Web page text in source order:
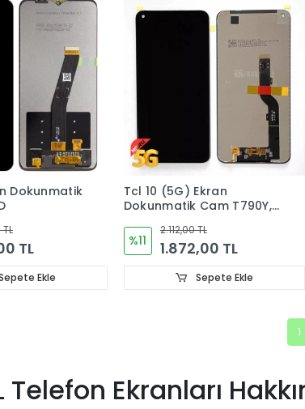
Dokunmatik
TL
Ekle
Tcl 10 (5G) Ekran
Dokunmatik Cam T790Y,
%11
2.112,00 TL
1.872,00 TL
Sepete Ekle
1
Telefon Ekranları